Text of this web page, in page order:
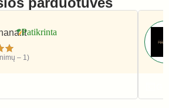
– 1)